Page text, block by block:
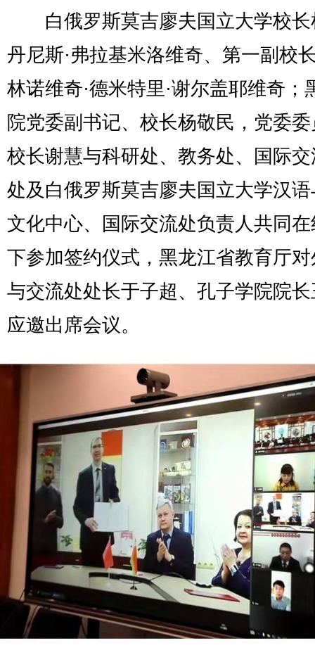
白俄罗斯莫吉廖夫国立大学校长
丹尼斯·弗拉基米洛维奇、第一副校
林诺维奇·德米特里·谢尔盖耶维奇；
院党委副书记、校长杨敬民，党委
校长谢慧与科研处、教务处、国际
处及白俄罗斯莫吉廖夫国立大学汉
文化中心、国际交流处负责人共同
下参加签约仪式，黑龙江省教育厅
与交流处处长于子超、孔子学院院
应邀出席会议。